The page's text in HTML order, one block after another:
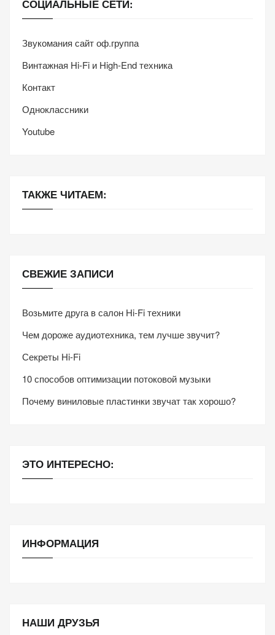
СОЦИАЛЬНЫЕ СЕТИ:
Звукомания сайт оф.группа
Винтажная Hi-Fi и High-End техника
Контакт
Одноклассники
Youtube
ТАКЖЕ ЧИТАЕМ:
СВЕЖИЕ ЗАПИСИ
Возьмите друга в салон Hi-Fi техники
Чем дороже аудиотехника, тем лучше звучит?
Секреты Hi-Fi
10 способов оптимизации потоковой музыки
Почему виниловые пластинки звучат так хорошо?
ЭТО ИНТЕРЕСНО:
ИНФОРМАЦИЯ
НАШИ ДРУЗЬЯ